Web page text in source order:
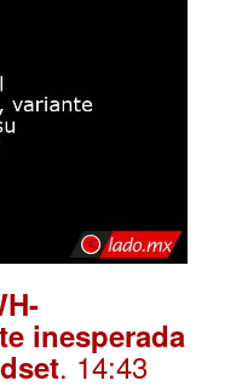
inesperada
. 14:43